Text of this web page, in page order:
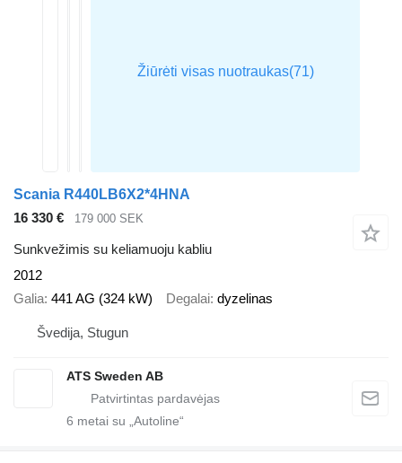
Scania R440LB6X2*4HNA
16 330 €
179 000 SEK
Sunkvežimis su keliamuoju kabliu
2012
Galia 441 AG (324 kW) Degalai dyzelinas
Švedija, Stugun
ATS Sweden AB
6 metai su „Autoline“